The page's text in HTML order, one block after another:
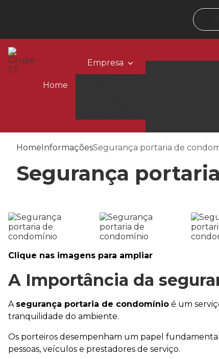
Home
Empresa
HomeInformaçõesSegurança portaria de
Segurança
Clique nas imagens para ampliar
A Importância da
A segurança portaria de condomínio é um
tranquilidade do ambiente.
Os porteiros desempenham um papel
pessoas, veículos e prestadores de serviço.